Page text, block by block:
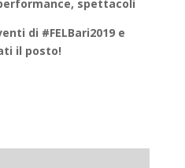
spettacoli
di #FELBari2019 e
il posto!